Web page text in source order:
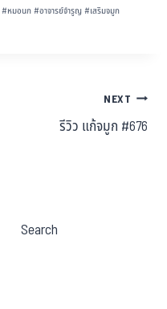
#หมอนก#อาจารย์จำรูญ #เสริมจมูก
NEXT
รีวิว แก้จมูก #676
Search